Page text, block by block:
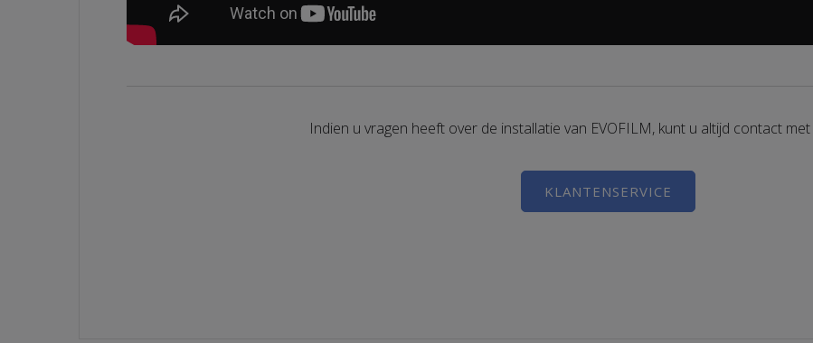
Indien u vragen heeft over de installatie van EVOFILM, kunt u altijd contact
KLANTENSERVICE